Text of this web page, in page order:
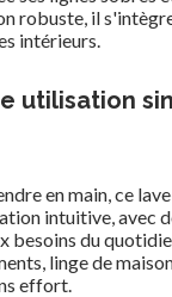
robuste, il
intérieurs.
utilisation
en main, ce
intuitive, avec
besoins du
linge de
effort.